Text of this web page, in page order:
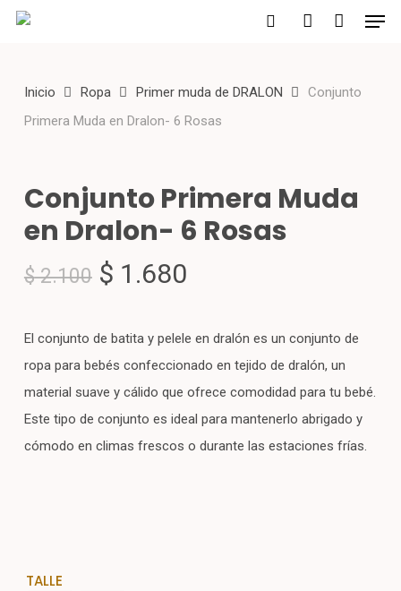
Skip
content
Inicio Ropa Primer muda de DRALON
Conjunto
Primera Muda en Dralon- 6 Rosas
Conjunto Primera Muda
en Dralon- 6 Rosas
$2.100 El
original
era:
$ 2.100.
$ 1.680El
actual
es:
$ 1.680.
El conjunto de batita y pelele en dralón es un conjunto de
ropa para bebés confeccionado en tejido de dralón, un
material suave y cálido que ofrece comodidad para tu bebé.
Este tipo de conjunto es ideal para mantenerlo abrigado y
cómodo en climas frescos o durante las estaciones frías.
TALLE